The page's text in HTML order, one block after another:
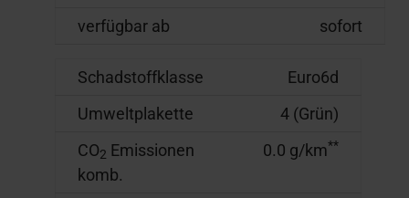
verfügbar ab sofort
Schadstoffklasse
Euro6d
Umweltplakette
4 (Grün)
CO2 Emissionen
komb.
0.0 g/km**